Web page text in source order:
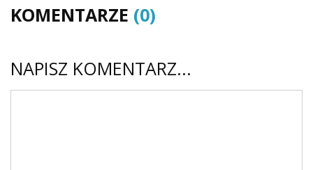
KOMENTARZE (0)
NAPISZ KOMENTARZ...